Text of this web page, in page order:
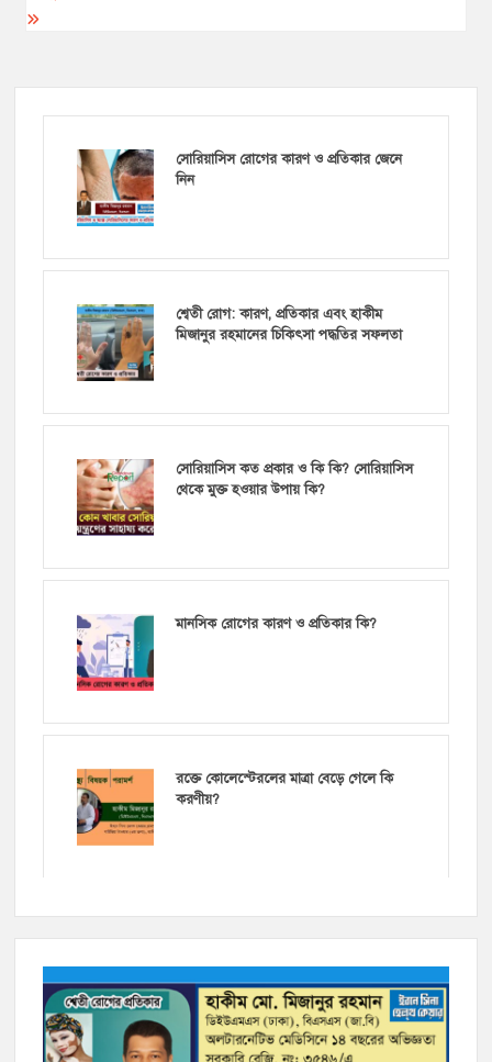
সোরিয়াসিস রোগের কারণ ও প্রতিকার জেনে
নিন
শ্বেতী রোগ: কারণ, প্রতিকার এবং হাকীম
মিজানুর রহমানের চিকিৎসা পদ্ধতির সফলতা
সোরিয়াসিস কত প্রকার ও কি কি? সোরিয়াসিস
থেকে মুক্ত হওয়ার উপায় কি?
মানসিক রোগের কারণ ও প্রতিকার কি?
রক্তে কোলেস্টেরলের মাত্রা বেড়ে গেলে কি
করণীয়?